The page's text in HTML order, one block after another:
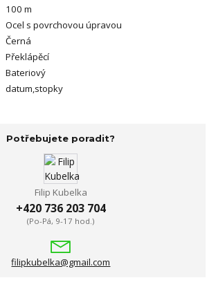
100 m
Ocel s povrchovou úpravou
Černá
Překlápěcí
Bateriový
datum,stopky
Potřebujete poradit?
Filip Kubelka
+420 736 203 704
(Po-Pá, 9-17 hod.)
filipkubelka@gmail.com